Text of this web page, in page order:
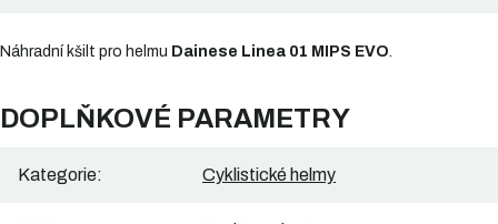
Náhradní kšilt pro helmu Dainese Linea 01 MIPS EVO
DOPLŇKOVÉ PARAMETRY
Kategorie: Cyklistické helmy